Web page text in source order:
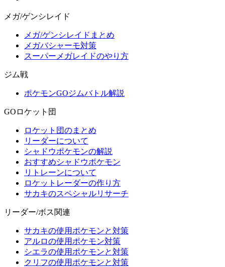
メガ/ゲンシレイド
メガ/ゲンシレイドまとめ
メガバシャーモ対策
スーパーメガレイドのやり方
ジム戦
ポケモンGOジムバトル解説
GOロケット団
ロケット団のまとめ
リーダーについて
シャドウポケモンの解説
おすすめシャドウポケモン
リトレーンについて
ロケットレーダーの作り方
サカキのスペシャルリサーチ
リーダー/ボス関連
サカキの使用ポケモンと対策
アルロの使用ポケモン対策
シエラの使用ポケモンと対策
クリフの使用ポケモンと対策